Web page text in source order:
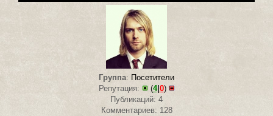
Группа: Посетители
Репутация:
(4| 0)
Публикаций: 4
Комментариев: 128